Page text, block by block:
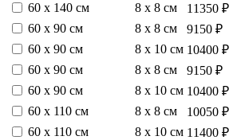
60 х 140 см
8 х 8 см
11350 ₽
60 х 90 см
8 х 8 см
9150 ₽
60 х 90 см
8 х 10 см 10400 ₽
60 х 90 см
8 х 8 см
9150 ₽
60 х 90 см
8 х 10 см 10400 ₽
60 х 110 см
8 х 8 см
10050 ₽
60 х 110 см
8 х 10 см 11400 ₽